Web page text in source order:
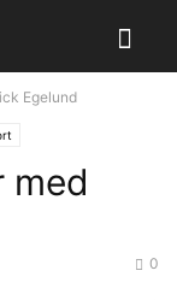
Egelund
med
0